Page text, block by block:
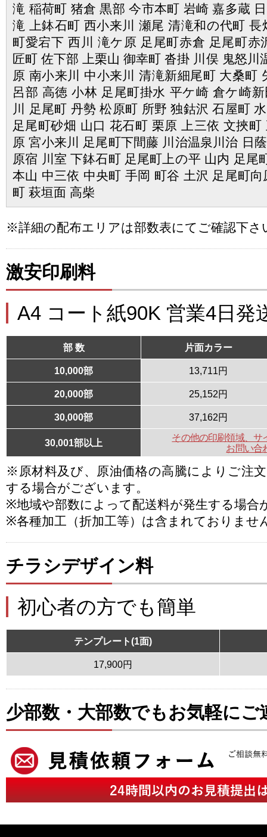
滝 稲荷町 猪倉 黒部 今市本町 岩崎 嘉多蔵
滝 上鉢石町 西小来川 瀬尾 清滝和の代町
町愛宕下 西川 滝ケ原 足尾町赤倉 足尾町赤
匠町 佐下部 上栗山 御幸町 沓掛 川俣 鬼怒川
原 南小来川 中小来川 清滝新細尾町 大桑町
呂部 高徳 小林 足尾町掛水 平ケ崎 倉ケ崎
川 足尾町 丹勢 松原町 所野 独鈷沢 石屋町
足尾町砂畑 山口 花石町 栗原 上三依 文挾
原 宮小来川 足尾町下間藤 川治温泉川治 日
原宿 川室 下鉢石町 足尾町上の平 山内 足尾
本山 中三依 中央町 手岡 町谷 土沢 足尾町
町 萩垣面 高柴
※詳細の配布エリアは部数表にてご確認下さ
激安印刷料
A4 コート紙90K 営業4日発
部 数 片面カラー
10,000部 13,711円
20,000部 25,152円
30,000部 37,162円
30,001部以上
その他の印刷領域、サ
お問い合
※原材料及び、原油価格の高騰によりご注
する場合がございます。
※地域や部数によって配送料が発生する場合
※各種加工（折加工等）は含まれておりませ
チラシデザイン料
初心者の方でも簡単
テンプレート(1面)
17,900円
少部数・大部数でもお気軽にご